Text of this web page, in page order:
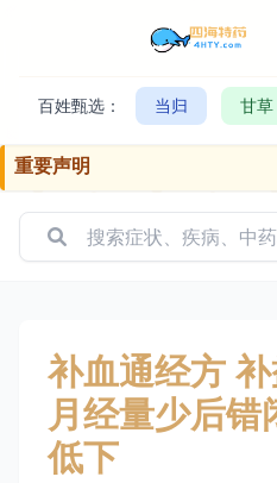
百姓甄选： 当归 甘草
重要声明
补血通经方
月经量少后错
低下